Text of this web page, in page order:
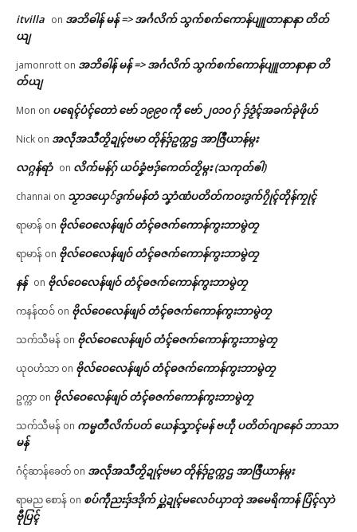
itvilla on အဘိဓါန် မန် => အၚ်္ဂလိက် သွက်စက်ကောန်ပျူတာနာနာ တိတ်
ယျ
jamonrott on အဘိဓါန် မန် => အၚ်္ဂလိက် သွက်စက်ကောန်ပျူတာနာနာ တိ
တ်ယျ
Mon on ပရေၚ်ပံၚ်တောဲ ဗော် ၁၉၉၀ ကဵု ဗော် ၂၀၁၀ ဂှ် ဒှ်ဒၟံၚ်အခက်ခုဲဖိုဟ်
Nick on အလဵုအသဳတၟိဍုၚ်ဗမာ တိုန်ဒှ်ဥက္ကဌ အာဇြဳယာန်မ္ဂး
လဂ္ဂန်ရာံ on လိက်မန်ဂှ် ယဝ်ခၞံဗဒှ်ကေတ်တၟိမ္ဂး (သကုတ်ၜါ)
channai on သၟာဒယှေ်ဒွက်မန်တံ သၞာံဏံပတိတ်ကဝးဒွက်ဂၠိုၚ်တိုန်ကၠုၚ်
ရာမာန် on ဗိုလ်ဝေလေန်ဖျဝ် တံၚ်ဓဇက်ကောန်ကွးဘာမွဲတၠ
ရာမာန် on ဗိုလ်ဝေလေန်ဖျဝ် တံၚ်ဓဇက်ကောန်ကွးဘာမွဲတၠ
နန် on ဗိုလ်ဝေလေန်ဖျဝ် တံၚ်ဓဇက်ကောန်ကွးဘာမွဲတၠ
ကနန်ထဝ် on ဗိုလ်ဝေလေန်ဖျဝ် တံၚ်ဓဇက်ကောန်ကွးဘာမွဲတၠ
သက်သီမန် on ဗိုလ်ဝေလေန်ဖျဝ် တံၚ်ဓဇက်ကောန်ကွးဘာမွဲတၠ
ယုဝဟံသာ on ဗိုလ်ဝေလေန်ဖျဝ် တံၚ်ဓဇက်ကောန်ကွးဘာမွဲတၠ
ဥက္ကာ on ဗိုလ်ဝေလေန်ဖျဝ် တံၚ်ဓဇက်ကောန်ကွးဘာမွဲတၠ
သက်သီမန် on ကမ္မတဳလိက်ပတ် ယေန်သၞာၚ်မန် ဗဟဵု ပတိတ်ဂျာနေဝ် ဘာသာ
မန်
ဂံၚ်ဆာန်ခေတ် on အလဵုအသဳတၟိဍုၚ်ဗမာ တိုန်ဒှ်ဥက္ကဌ အာဇြဳယာန်မ္ဂး
ရာမည စောန် on စပ်ကဵုညးဒှ်ဒဒိုက် ပ္ဋဲဍုၚ်မလေဝ်ယှာတုဲ အမေရိကာန် ပြံၚ်လှာဲ
ဗီုပြၚ်